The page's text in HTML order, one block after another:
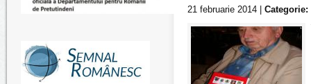
21 februarie 2014 | Categorie: